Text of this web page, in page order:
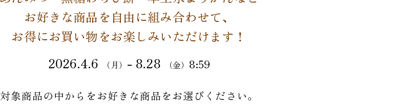
お好きな商品を自由に組み合わせて、
お得にお買い物をお楽しみいただけます！
2026.4.6
（月） - 8.28 （金） 8:59
対象商品の中からをお好きな商品をお選びください。